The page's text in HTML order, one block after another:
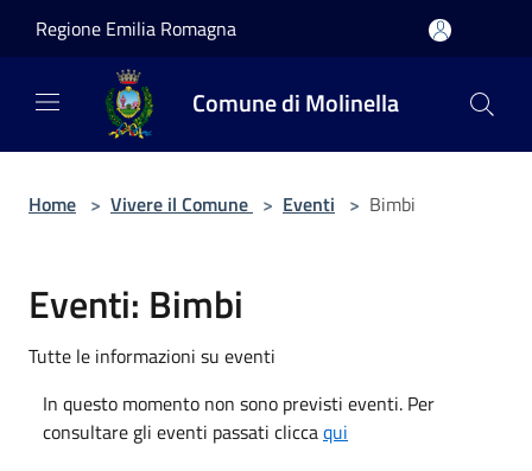
Regione Emilia Romagna
Comune di Molinella
Home > Vivere il Comune > Eventi > Bimbi
Eventi: Bimbi
Tutte le informazioni su eventi
In questo momento non sono previsti eventi. Per
consultare gli eventi passati cliccaqui